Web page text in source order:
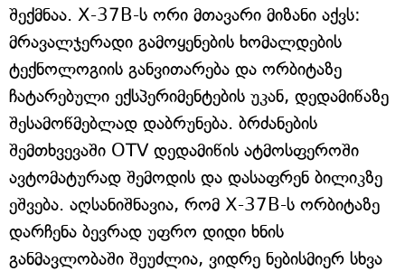
შექმნაა. X-37B-ს ორი მთავარი მიზანი აქვს:
მრავალჯერადი გამოყენების ხომალდების
ტექნოლოგიის განვითარება და ორბიტაზე
ჩატარებული ექსპერიმენტების უკან, დედამიწაზე
შესამოწმებლად დაბრუნება. ბრძანების
შემთხვევაში OTV დედამიწის ატმოსფეროში
ავტომატურად შემოდის და დასაფრენ ბილიკზე
ეშვება. აღსანიშნავია, რომ X-37B-ს ორბიტაზე
დარჩენა ბევრად უფრო დიდი ხნის
განმავლობაში შეუძლია, ვიდრე ნებისმიერ სხვა